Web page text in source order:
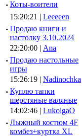
· Коты-воители
15:20:21 | Leeeeen
· Продаю книги и
настолку 3.10.2024
22:20:00 | Ana
· Продаю настольные
игры
15:26:19 | Nadinochka
· Куплю тапки
шерстяные валяные
14:02:46 | LukolgaO
· Лыжный костюм 4F
комбез+куртка XL